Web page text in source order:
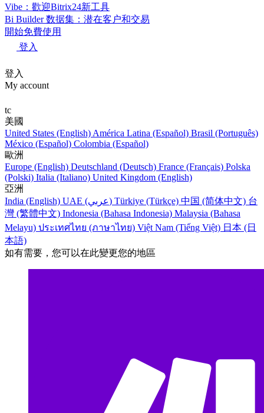
Vibe：歡迎Bitrix24新工具
Bi Builder 数据集：潜在客户和交易
開始免費使用
登入
登入
My account
tc
美國
United States (English) América Latina (Español) Brasil (Português)
México (Español) Colombia (Español)
歐洲
Europe (English) Deutschland (Deutsch) France (Français) Polska
(Polski) Italia (Italiano) United Kingdom (English)
亞洲
India (English)
UAE (عربي) Türkiye (Türkçe) 中国 (简体中文) 台
灣 (繁體中文) Indonesia (Bahasa Indonesia) Malaysia (Bahasa
Melayu) ประเทศไทย (ภาษาไทย) Việt Nam (Tiếng Việt) 日本 (日
本語)
如有需要，您可以在此變更您的地區